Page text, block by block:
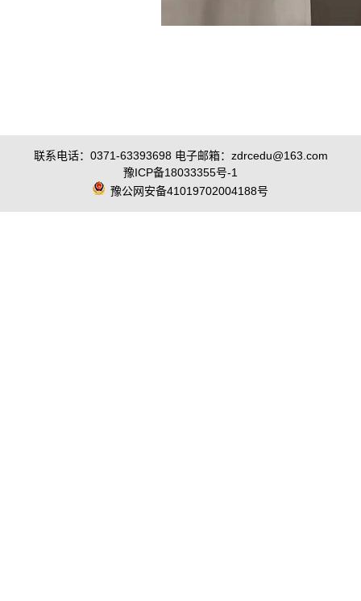
联系电话：0371-63393698 电子邮箱：zdrcedu@163.com
豫ICP备18033355号-1
豫公网安备41019702004188号